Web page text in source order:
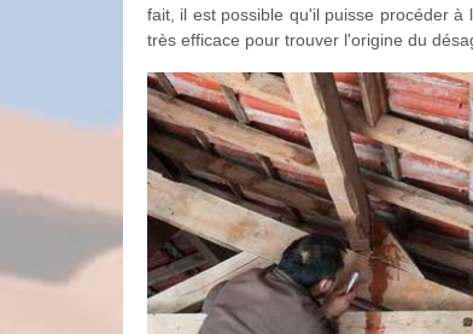
fait, il est possible qu'il puisse procéder
très efficace pour trouver l'origine du